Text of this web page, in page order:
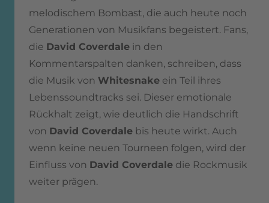
melodischem Bombast, die auch heute noch
Generationen von Musikfans begeistert. Fans,
die David Coverdale in den
Kommentarspalten danken, schreiben, dass
die Musik von Whitesnake ein Teil ihres
Lebenssoundtracks sei. Dieser emotionale
Rückhalt zeigt, wie deutlich die Handschrift
von David Coverdale bis heute wirkt. Auch
wenn keine neuen Tourneen folgen, wird der
Einfluss von David Coverdale die Rockmusik
weiter prägen.